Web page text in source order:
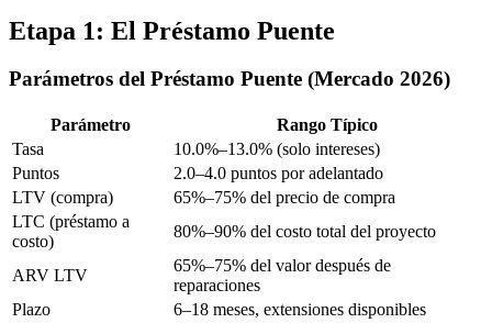
Etapa 1: El Préstamo Puente
Parámetros del Préstamo Puente (Mercado 2026)
Parámetro
Rango Típico
Tasa
10.0%–13.0% (solo intereses)
Puntos
2.0–4.0 puntos por adelantado
LTV (compra)
65%–75% del precio de compra
LTC (préstamo a
costo)
80%–90% del costo total del proyecto
ARV LTV
65%–75% del valor después de
reparaciones
Plazo
6–18 meses, extensiones disponibles